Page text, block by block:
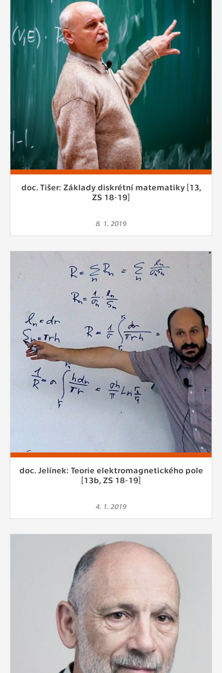
doc. Tišer: Základy diskrétní matematiky [13,
ZS 18-19]
8. 1. 2019
doc. Jelínek: Teorie elektromagnetického pole
[13b, ZS 18-19]
4. 1. 2019